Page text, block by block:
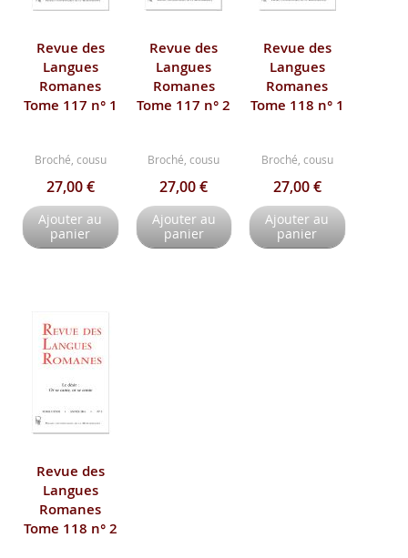
Revue des
Langues
Romanes
Tome 117 n° 1
Broché, cousu
27,00 €
Ajouter au
panier
Revue des
Langues
Romanes
Tome 117 n° 2
Broché, cousu
27,00 €
Ajouter au
panier
Revue des
Langues
Romanes
Tome 118 n° 1
Broché, cousu
27,00 €
Ajouter au
panier
Revue des
Langues
Romanes
Tome 118 n° 2